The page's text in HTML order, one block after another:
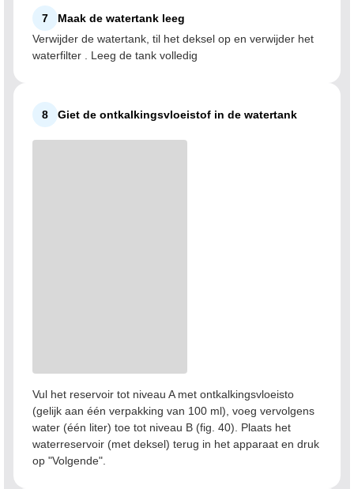
7
Maak de watertank leeg
Verwijder de watertank, til het deksel op en verwijder het
waterfilter . Leeg de tank volledig
8 Giet de ontkalkingsvloeistof in de watertank
Vul het reservoir tot niveau A met ontkalkingsvloeisto
(gelijk aan één verpakking van 100 ml), voeg vervolgens
water (één liter) toe tot niveau B (fig. 40). Plaats het
waterreservoir (met deksel) terug in het apparaat en druk
op "Volgende".